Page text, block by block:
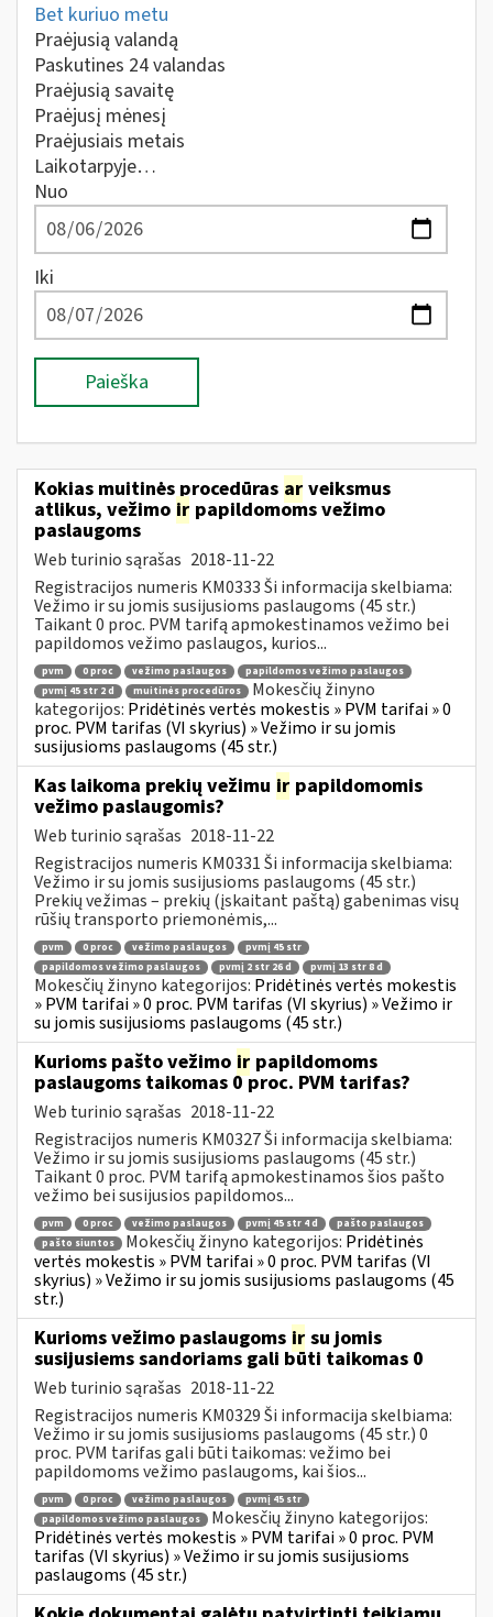
Bet kuriuo metu
Praėjusią valandą
Paskutines 24 valandas
Praėjusią savaitę
Praėjusį mėnesį
Praėjusiais metais
Laikotarpyje…
Nuo
Iki
Paieška
Kokias muitinės procedūras ar veiksmus
atlikus, vežimo ir papildomoms vežimo
paslaugoms
Web turinio sąrašas 2018-11-22
Registracijos numeris KM0333 Ši informacija skelbiama:
Vežimo ir su jomis susijusioms paslaugoms (45 str.)
Taikant 0 proc. PVM tarifą apmokestinamos vežimo bei
papildomos vežimo paslaugos, kurios...
pvm 0 proc vežimo paslaugos
papildomos vežimo paslaugos
pvmį 45 str 2 d
muitinės procedūros
Mokesčių žinyno
kategorijos: Pridėtinės vertės mokestis » PVM tarifai » 0
proc. PVM tarifas (VI skyrius) » Vežimo ir su jomis
susijusioms paslaugoms (45 str.)
Kas laikoma prekių vežimu ir papildomomis
vežimo paslaugomis?
Web turinio sąrašas 2018-11-22
Registracijos numeris KM0331 Ši informacija skelbiama:
Vežimo ir su jomis susijusioms paslaugoms (45 str.)
Prekių vežimas – prekių (įskaitant paštą) gabenimas visų
rūšių transporto priemonėmis,...
pvm 0 proc vežimo paslaugos
pvmį 45 str
papildomos vežimo paslaugos
pvmį 2 str 26 d pvmį 13 str 8 d
Mokesčių žinyno kategorijos: Pridėtinės vertės mokestis
» PVM tarifai » 0 proc. PVM tarifas (VI skyrius) » Vežimo ir
su jomis susijusioms paslaugoms (45 str.)
Kurioms pašto vežimo ir papildomoms
paslaugoms taikomas 0 proc. PVM tarifas?
Web turinio sąrašas 2018-11-22
Registracijos numeris KM0327 Ši informacija skelbiama:
Vežimo ir su jomis susijusioms paslaugoms (45 str.)
Taikant 0 proc. PVM tarifą apmokestinamos šios pašto
vežimo bei susijusios papildomos...
pvm 0 proc vežimo paslaugos pvmį 45 str 4 d
pašto paslaugos
pašto siuntos
Mokesčių žinyno kategorijos: Pridėtinės
vertės mokestis » PVM tarifai » 0 proc. PVM tarifas (VI
skyrius) » Vežimo ir su jomis susijusioms paslaugoms (45
str.)
Kurioms vežimo paslaugoms ir su jomis
susijusiems sandoriams gali būti taikomas 0
Web turinio sąrašas 2018-11-22
Registracijos numeris KM0329 Ši informacija skelbiama:
Vežimo ir su jomis susijusioms paslaugoms (45 str.) 0
proc. PVM tarifas gali būti taikomas: vežimo bei
papildomoms vežimo paslaugoms, kai šios...
pvm 0 proc vežimo paslaugos
pvmį 45 str
papildomos vežimo paslaugos
Mokesčių žinyno kategorijos:
Pridėtinės vertės mokestis » PVM tarifai » 0 proc. PVM
tarifas (VI skyrius) » Vežimo ir su jomis susijusioms
paslaugoms (45 str.)